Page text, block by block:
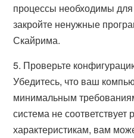
процессы необходимы
закройте ненужные
Скайрима.
5. Проверьте
Убедитесь, что ваш
минимальным
система не
характеристикам, вам